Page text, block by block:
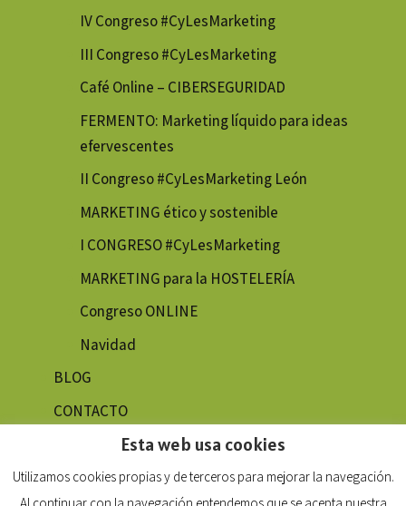
IV Congreso #CyLesMarketing
III Congreso #CyLesMarketing
Café Online – CIBERSEGURIDAD
FERMENTO: Marketing líquido para ideas
efervescentes
II Congreso #CyLesMarketing León
MARKETING ético y sostenible
I CONGRESO #CyLesMarketing
MARKETING para la HOSTELERÍA
Congreso ONLINE
Navidad
BLOG
CONTACTO
Esta web usa cookies
Utilizamos cookies propias y de terceros para mejorar la navegación.